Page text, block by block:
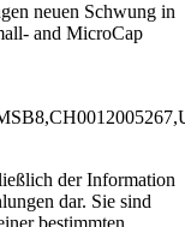
neuen Schwung in
and MicroCap
der Information
dar. Sie sind